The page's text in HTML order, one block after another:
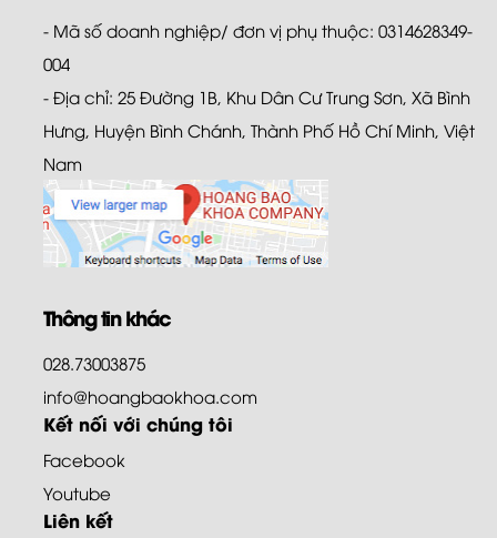
- Mã số doanh nghiệp/ đơn vị phụ thuộc: 0314628349-
004
- Địa chỉ: 25 Đường 1B, Khu Dân Cư Trung Sơn, Xã Bình
Hưng, Huyện Bình Chánh, Thành Phố Hồ Chí Minh, Việt
Nam
Thông tin khác
028.73003875
info@hoangbaokhoa.com
Kết nối với chúng tôi
Facebook
Youtube
Liên kết